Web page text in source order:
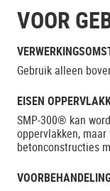
VOOR
Gebruik alleen
EISEN
SMP-300® kan
oppervlakken,
betonconstructies